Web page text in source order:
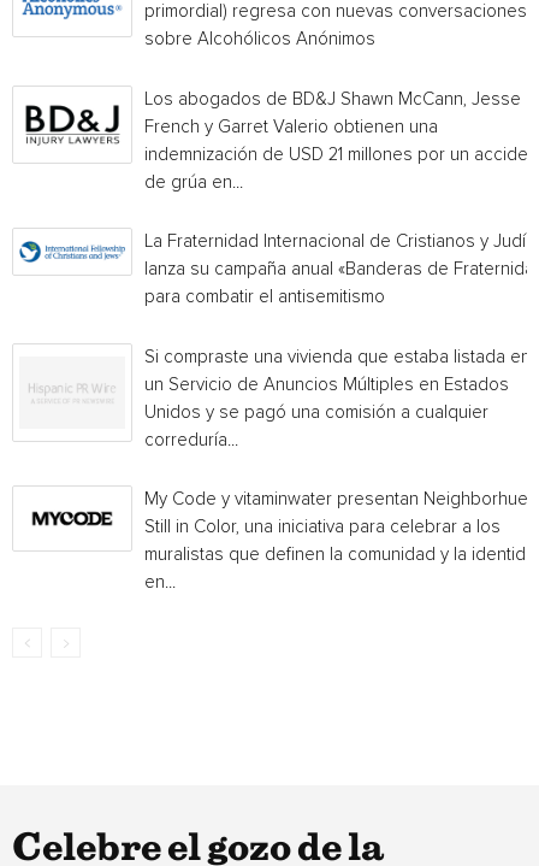
primordial) regresa con nuevas conversaciones
sobre Alcohólicos Anónimos
Los abogados de BD&J Shawn McCann, Jesse
French y Garret Valerio obtienen una
indemnización de USD 21 millones por un
de grúa en...
La Fraternidad Internacional de Cristianos y
lanza su campaña anual «Banderas de
para combatir el antisemitismo
Si compraste una vivienda que estaba listada en
un Servicio de Anuncios Múltiples en Estados
Unidos y se pagó una comisión a cualquier
correduría...
My Code y vitaminwater presentan Neighborhue:
Still in Color, una iniciativa para celebrar a los
muralistas que definen la comunidad y la
en...
Celebre el gozo de la